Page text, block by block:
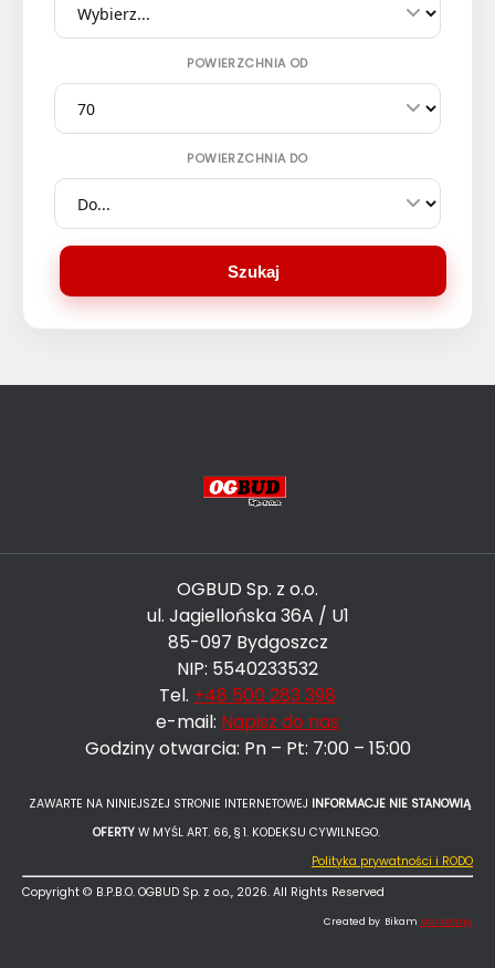
POWIERZCHNIA OD
POWIERZCHNIA DO
Szukaj
OGBUD Sp. z o.o.
ul. Jagiellońska 36A / U1
85-097 Bydgoszcz
NIP: 5540233532
Tel. +48 500 283 398
e-mail: Napisz do nas
Godziny otwarcia: Pn – Pt: 7:00 – 15:00
ZAWARTE NA NINIEJSZEJ STRONIE INTERNETOWEJ INFORMACJE NIE STANOWIĄ
OFERTYW MYŚL ART. 66, § 1. KODEKSU CYWILNEGO.
Polityka prywatności i RODO
Copyright © B.P.B.O. OGBUD Sp. z o.o., 2026. All Rights Reserved
Created by Bikam Marketing